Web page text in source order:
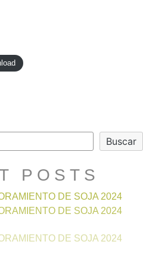
Buscar
POSTS
DE SOJA 2024
DE SOJA 2024